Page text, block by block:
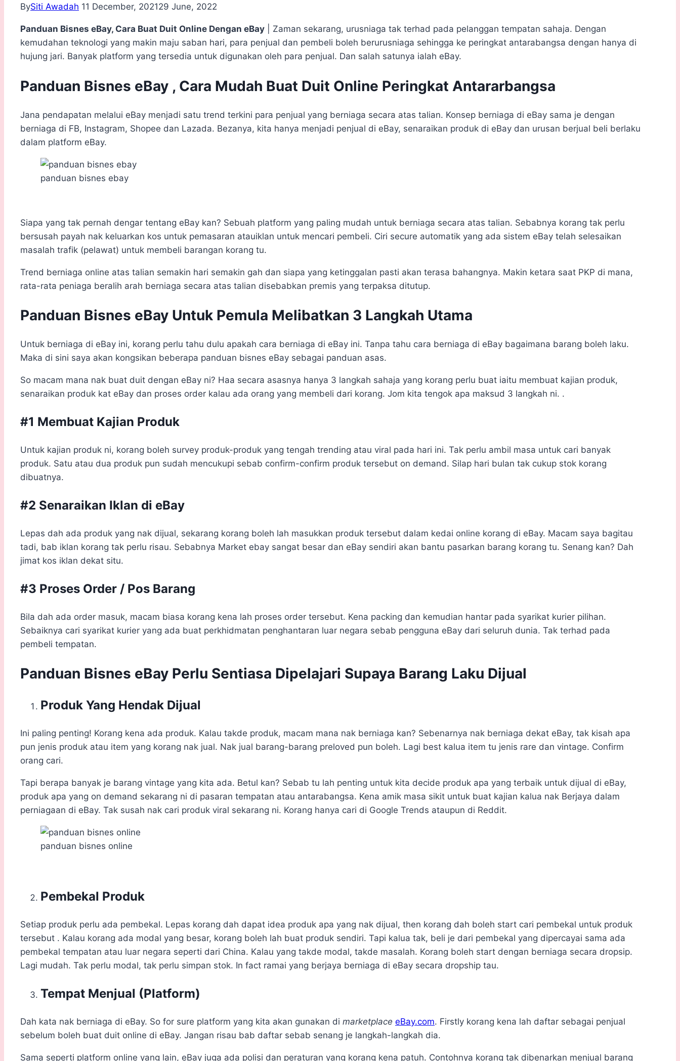
BySiti Awadah 11 December, 202129 June, 2022
Panduan Bisnes eBay, Cara Buat Duit Online Dengan eBay | Zaman sekarang, urusniaga tak terhad pada pelanggan tempatan sahaja. Dengan
kemudahan teknologi yang makin maju saban hari, para penjual dan pembeli boleh berurusniaga sehingga ke peringkat antarabangsa dengan hanya di
hujung jari. Banyak platform yang tersedia untuk digunakan oleh para penjual. Dan salah satunya ialah eBay.
Panduan Bisnes eBay , Cara Mudah Buat Duit Online Peringkat Antararbangsa
Jana pendapatan melalui eBay menjadi satu trend terkini para penjual yang berniaga secara atas talian. Konsep berniaga di eBay sama je dengan
berniaga di FB, Instagram, Shopee dan Lazada. Bezanya, kita hanya menjadi penjual di eBay, senaraikan produk di eBay dan urusan berjual beli berlaku
dalam platform eBay.
panduan bisnes ebay
Siapa yang tak pernah dengar tentang eBay kan? Sebuah platform yang paling mudah untuk berniaga secara atas talian. Sebabnya korang tak perlu
bersusah payah nak keluarkan kos untuk pemasaran atauiklan untuk mencari pembeli. Ciri secure automatik yang ada sistem eBay telah selesaikan
masalah trafik (pelawat) untuk membeli barangan korang tu.
Trend berniaga online atas talian semakin hari semakin gah dan siapa yang ketinggalan pasti akan terasa bahangnya. Makin ketara saat PKP di mana,
rata-rata peniaga beralih arah berniaga secara atas talian disebabkan premis yang terpaksa ditutup.
Panduan Bisnes eBay Untuk Pemula Melibatkan 3 Langkah Utama
Untuk berniaga di eBay ini, korang perlu tahu dulu apakah cara berniaga di eBay ini. Tanpa tahu cara berniaga di eBay bagaimana barang boleh laku.
Maka di sini saya akan kongsikan beberapa panduan bisnes eBay sebagai panduan asas.
So macam mana nak buat duit dengan eBay ni? Haa secara asasnya hanya 3 langkah sahaja yang korang perlu buat iaitu membuat kajian produk,
senaraikan produk kat eBay dan proses order kalau ada orang yang membeli dari korang. Jom kita tengok apa maksud 3 langkah ni. .
#1 Membuat Kajian Produk
Untuk kajian produk ni, korang boleh survey produk-produk yang tengah trending atau viral pada hari ini. Tak perlu ambil masa untuk cari banyak
produk. Satu atau dua produk pun sudah mencukupi sebab confirm-confirm produk tersebut on demand. Silap hari bulan tak cukup stok korang
dibuatnya.
#2 Senaraikan Iklan di eBay
Lepas dah ada produk yang nak dijual, sekarang korang boleh lah masukkan produk tersebut dalam kedai online korang di eBay. Macam saya bagitau
tadi, bab iklan korang tak perlu risau. Sebabnya Market ebay sangat besar dan eBay sendiri akan bantu pasarkan barang korang tu. Senang kan? Dah
jimat kos iklan dekat situ.
#3 Proses Order / Pos Barang
Bila dah ada order masuk, macam biasa korang kena lah proses order tersebut. Kena packing dan kemudian hantar pada syarikat kurier pilihan.
Sebaiknya cari syarikat kurier yang ada buat perkhidmatan penghantaran luar negara sebab pengguna eBay dari seluruh dunia. Tak terhad pada
pembeli tempatan.
Panduan Bisnes eBay Perlu Sentiasa Dipelajari Supaya Barang Laku Dijual
Produk Yang Hendak Dijual
Ini paling penting! Korang kena ada produk. Kalau takde produk, macam mana nak berniaga kan? Sebenarnya nak berniaga dekat eBay, tak kisah apa
pun jenis produk atau item yang korang nak jual. Nak jual barang-barang preloved pun boleh. Lagi best kalua item tu jenis rare dan vintage. Confirm
orang cari.
Tapi berapa banyak je barang vintage yang kita ada. Betul kan? Sebab tu lah penting untuk kita decide produk apa yang terbaik untuk dijual di eBay,
produk apa yang on demand sekarang ni di pasaran tempatan atau antarabangsa. Kena amik masa sikit untuk buat kajian kalua nak Berjaya dalam
perniagaan di eBay. Tak susah nak cari produk viral sekarang ni. Korang hanya cari di Google Trends ataupun di Reddit.
panduan bisnes online
Pembekal Produk
Setiap produk perlu ada pembekal. Lepas korang dah dapat idea produk apa yang nak dijual, then korang dah boleh start cari pembekal untuk produk
tersebut . Kalau korang ada modal yang besar, korang boleh lah buat produk sendiri. Tapi kalua tak, beli je dari pembekal yang dipercayai sama ada
pembekal tempatan atau luar negara seperti dari China. Kalau yang takde modal, takde masalah. Korang boleh start dengan berniaga secara dropsip.
Lagi mudah. Tak perlu modal, tak perlu simpan stok. In fact ramai yang berjaya berniaga di eBay secara dropship tau.
Tempat Menjual (Platform)
Dah kata nak berniaga di eBay. So for sure platform yang kita akan gunakan di marketplace eBay.com. Firstly korang kena lah daftar sebagai penjual
sebelum boleh buat duit online di eBay. Jangan risau bab daftar sebab senang je langkah-langkah dia.
Sama seperti platform online yang lain, eBay juga ada polisi dan peraturan yang korang kena patuh. Contohnya korang tak dibenarkan menjual barang